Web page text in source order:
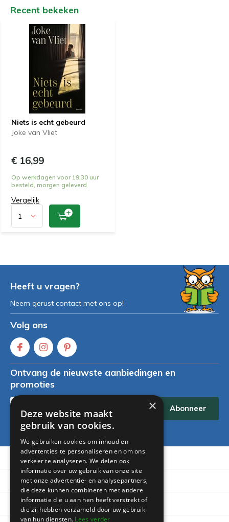
Recent bekeken
Niets is echt gebeurd
Joke van Vliet
€ 16,99
Op werkdagen voor 19:30 uur
besteld, morgen geleverd
Vergelijk
Heeft u vragen?
Neem gerust contact met ons op!
Volg ons
Ontvang de nieuwste aanbiedingen en
promoties
Abonneer
* Lees hier de wettelijke beperkingen
Klantenservice
Mijn account
Categorieën
×
Deze website maakt
gebruik van cookies.
We gebruiken cookies om inhoud en
advertenties te personaliseren en om ons
verkeer te analyseren. We delen ook
informatie over uw gebruik van onze site
met onze advertentie- en analysepartners,
die deze kunnen combineren met andere
informatie die u aan hen heeft verstrekt of
die zij hebben verzameld door uw gebruik
van hun diensten. Lees verder